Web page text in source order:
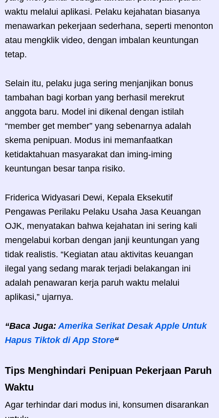
waktu melalui aplikasi. Pelaku kejahatan biasanya
menawarkan pekerjaan sederhana, seperti menonton
atau mengklik video, dengan imbalan keuntungan
tetap.
Selain itu, pelaku juga sering menjanjikan bonus
tambahan bagi korban yang berhasil merekrut
anggota baru. Model ini dikenal dengan istilah
“member get member” yang sebenarnya adalah
skema penipuan. Modus ini memanfaatkan
ketidaktahuan masyarakat dan iming-iming
keuntungan besar tanpa risiko.
Friderica Widyasari Dewi, Kepala Eksekutif
Pengawas Perilaku Pelaku Usaha Jasa Keuangan
OJK, menyatakan bahwa kejahatan ini sering kali
mengelabui korban dengan janji keuntungan yang
tidak realistis. “Kegiatan atau aktivitas keuangan
ilegal yang sedang marak terjadi belakangan ini
adalah penawaran kerja paruh waktu melalui
aplikasi,” ujarnya.
“Baca Juga:Amerika Serikat Desak Apple Untuk
Hapus Tiktok di App Store“
Tips Menghindari Penipuan Pekerjaan Paruh
Waktu
Agar terhindar dari modus ini, konsumen disarankan